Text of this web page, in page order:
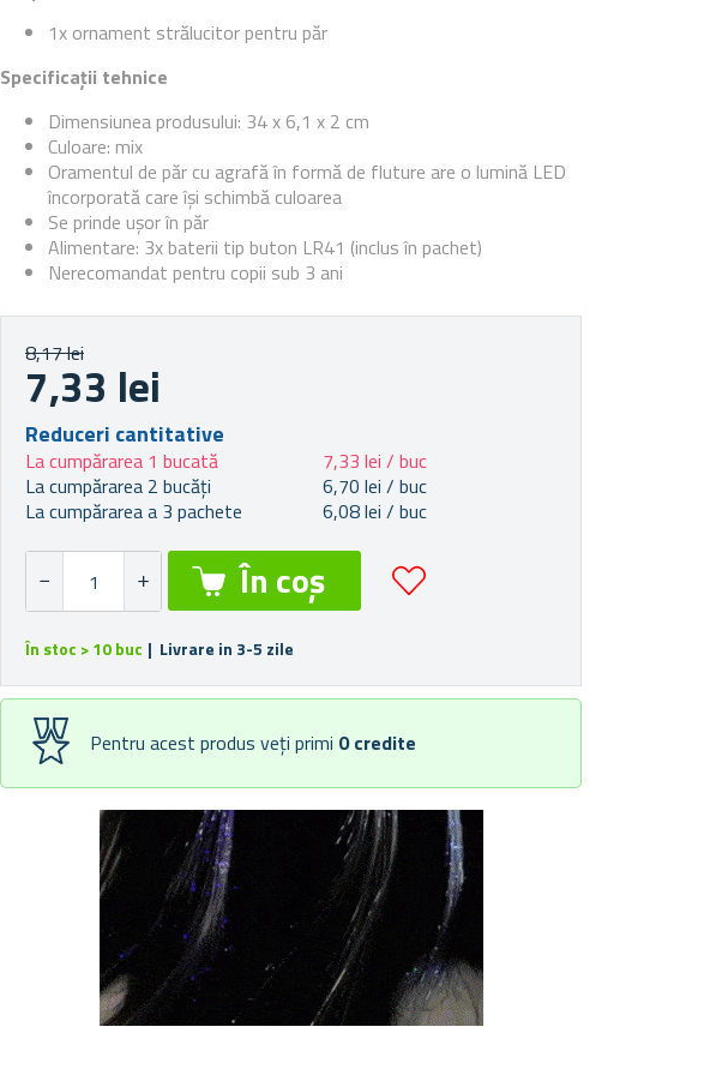
1x ornament strălucitor pentru păr
Specificații tehnice
Dimensiunea produsului: 34 x 6,1 x 2 cm
Culoare: mix
Oramentul de păr cu agrafă în formă de fluture are o lumină LED
încorporată care își schimbă culoarea
Se prinde ușor în păr
Alimentare: 3x baterii tip buton LR41 (inclus în pachet)
Nerecomandat pentru copii sub 3 ani
8,17 lei
7,33 lei
Reduceri cantitative
La cumpărarea 1 bucată
7,33 lei / buc
La cumpărarea 2 bucăți
6,70 lei / buc
La cumpărarea a 3 pachete
6,08 lei / buc
În stoc > 10 buc | Livrare in 3-5 zile
Pentru acest produs veți primi 0 credite